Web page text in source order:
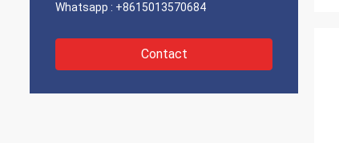
Whatsapp : +8615013570684
Contact